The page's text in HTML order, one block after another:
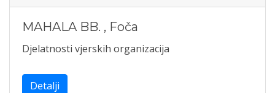
MAHALA BB. , Foča
Djelatnosti vjerskih organizacija
Detalji